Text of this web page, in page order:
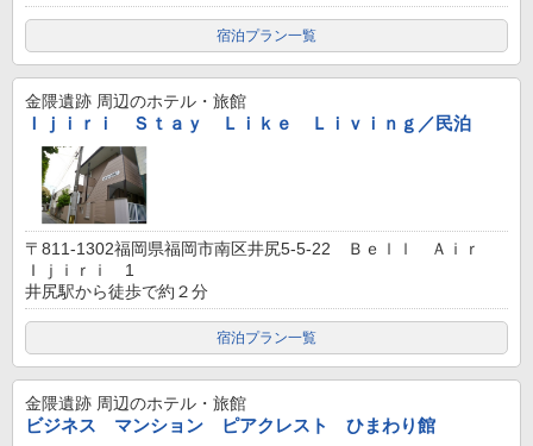
宿泊プラン一覧
金隈遺跡 周辺のホテル・旅館
Ｉｊｉｒｉ Ｓｔａｙ Ｌｉｋｅ Ｌｉｖｉｎｇ／民泊
〒811-1302福岡県福岡市南区井尻5-5-22 Ｂｅｌｌ Ａｉｒ
Ｉｊｉｒｉ 1
井尻駅から徒歩で約２分
宿泊プラン一覧
金隈遺跡 周辺のホテル・旅館
ビジネス マンション ピアクレスト ひまわり館